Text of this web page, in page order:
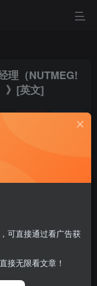
理（NUTMEG!
》[英文]
make it happen.
享，涉及较多
压密码，请点
可直接通过看广告获
接无限看文章！